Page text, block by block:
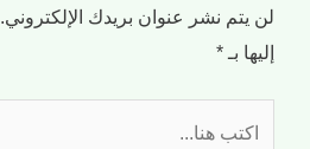
لن يتم نشر عنوان بريدك الإلكتروني.
إليها بـ *